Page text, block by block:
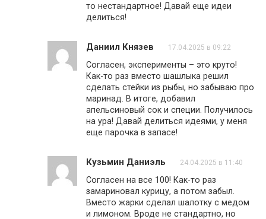
то нестандартное! Давай еще идеи
делиться!
Даниил Князев 17.04.2025 в 09:22
Согласен, эксперименты – это круто!
Как-то раз вместо шашлыка решил
сделать стейки из рыбы, но забываю про
маринад. В итоге, добавил
апельсиновый сок и специи. Получилось
на ура! Давай делиться идеями, у меня
еще парочка в запасе!
Кузьмин Даниэль 24.04.2025 в 11:40
Согласен на все 100! Как-то раз
замариновал курицу, а потом забыл.
Вместо жарки сделал шалотку с медом
и лимоном. Вроде не стандартно, но